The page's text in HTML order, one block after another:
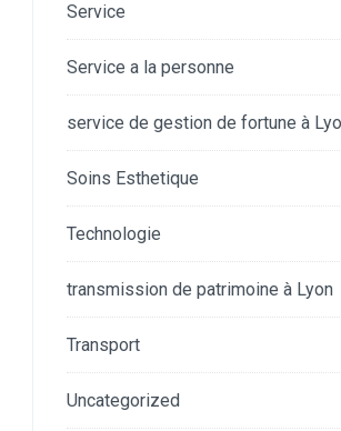
Service
Service a la personne
service de gestion de fortune à
Soins Esthetique
Technologie
transmission de patrimoine à Lyon
Transport
Uncategorized